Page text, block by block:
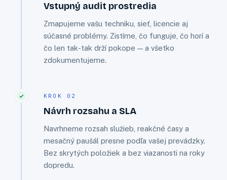
Vstupný audit prostredia
Zmapujeme vašu techniku, sieť, licencie aj
súčasné problémy. Zistíme, čo funguje, čo horí a
čo len tak-tak drží pokope — a všetko
zdokumentujeme.
KROK 02
Návrh rozsahu a SLA
Navrhneme rozsah služieb, reakčné časy a
mesačný paušál presne podľa vašej prevádzky.
Bez skrytých položiek a bez viazanosti na roky
dopredu.